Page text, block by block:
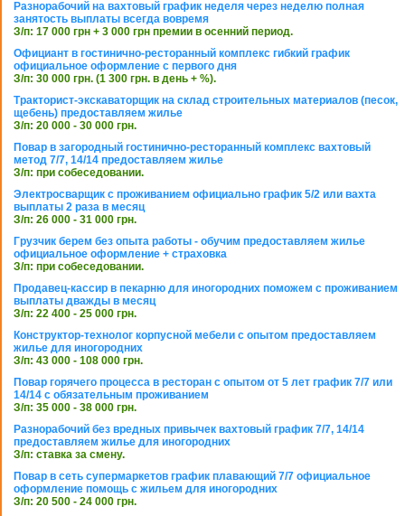
Разнорабочий на вахтовый график неделя через неделю полная
занятость выплаты всегда вовремя
З/п: 17 000 грн + 3 000 грн премии в осенний период.
Официант в гостинично-ресторанный комплекс гибкий график
официальное оформление с первого дня
З/п: 30 000 грн. (1 300 грн. в день + %).
Тракторист-экскаваторщик на склад строительных материалов (песок,
щебень) предоставляем жилье
З/п: 20 000 - 30 000 грн.
Повар в загородный гостинично-ресторанный комплекс вахтовый
метод 7/7, 14/14 предоставляем жилье
З/п: при собеседовании.
Электросварщик с проживанием официально график 5/2 или вахта
выплаты 2 раза в месяц
З/п: 26 000 - 31 000 грн.
Грузчик берем без опыта работы - обучим предоставляем жилье
официальное оформление + страховка
З/п: при собеседовании.
Продавец-кассир в пекарню для иногородних поможем с проживанием
выплаты дважды в месяц
З/п: 22 400 - 25 000 грн.
Конструктор-технолог корпусной мебели с опытом предоставляем
жилье для иногородних
З/п: 43 000 - 108 000 грн.
Повар горячего процесса в ресторан с опытом от 5 лет график 7/7 или
14/14 с обязательным проживанием
З/п: 35 000 - 38 000 грн.
Разнорабочий без вредных привычек вахтовый график 7/7, 14/14
предоставляем жилье для иногородних
З/п: ставка за смену.
Повар в сеть супермаркетов график плавающий 7/7 официальное
оформление помощь с жильем для иногородних
З/п: 20 500 - 24 000 грн.